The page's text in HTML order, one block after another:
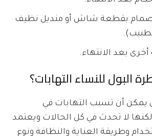
بقطعة شاش أو منديل نظيف
بعد الانتهاء.
للنساء التهابات؟
يمكن أن تسبب التهابات في
لا تحدث في كل الحالات ويعتمد
وطريقة العناية والنظافة ونوع